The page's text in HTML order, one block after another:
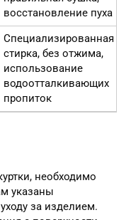
восстановление пуха
Специализированная
стирка, без отжима,
использование
водоотталкивающих
пропиток
необходимо
указаны
за изделием.